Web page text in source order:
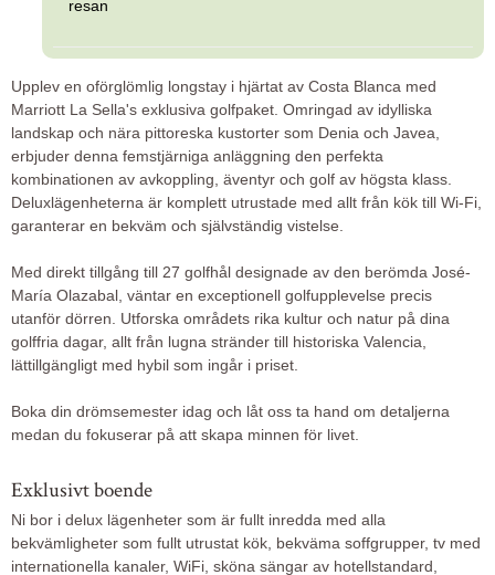
resan
Upplev en oförglömlig longstay i hjärtat av Costa Blanca med
Marriott La Sella's exklusiva golfpaket. Omringad av idylliska
landskap och nära pittoreska kustorter som Denia och Javea,
erbjuder denna femstjärniga anläggning den perfekta
kombinationen av avkoppling, äventyr och golf av högsta klass.
Deluxlägenheterna är komplett utrustade med allt från kök till Wi-Fi,
garanterar en bekväm och självständig vistelse.
Med direkt tillgång till 27 golfhål designade av den berömda José-
María Olazabal, väntar en exceptionell golfupplevelse precis
utanför dörren. Utforska områdets rika kultur och natur på dina
golffria dagar, allt från lugna stränder till historiska Valencia,
lättillgängligt med hybil som ingår i priset.
Boka din drömsemester idag och låt oss ta hand om detaljerna
medan du fokuserar på att skapa minnen för livet.
Exklusivt boende
Ni bor i delux lägenheter som är fullt inredda med alla
bekvämligheter som fullt utrustat kök, bekväma soffgrupper, tv med
internationella kanaler, WiFi, sköna sängar av hotellstandard,